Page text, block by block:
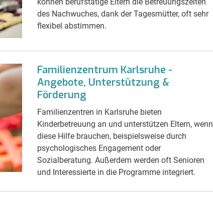
des Nachwuches, dank der Tagesmütter, oft sehr
flexibel abstimmen.
Familienzentrum Karlsruhe -
Angebote, Unterstützung &
Förderung
Familienzentren in Karlsruhe bieten
Kinderbetreuung an und unterstützen Eltern, wenn
diese Hilfe brauchen, beispielsweise durch
psychologisches Engagement oder
Sozialberatung. Außerdem werden oft Senioren
und Interessierte in die Programme integriert.